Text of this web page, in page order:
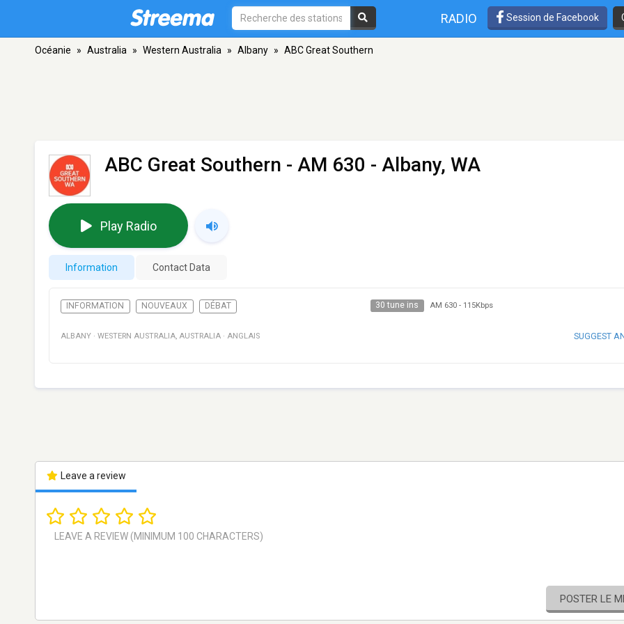
RADIO Session de Facebook
Océanie » Australia » Western Australia » Albany » ABC Great Southern
ABC Great Southern - AM 630 - Albany, WA
Play Radio
Information Contact Data
INFORMATION NOUVEAUX DÉBAT 30 tune ins AM 630- 115Kbps
ALBANY · WESTERN AUSTRALIA, AUSTRALIA · ANGLAIS SUGGEST
Leave a review
POSTER LE